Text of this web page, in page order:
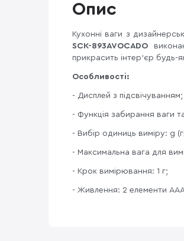
Опис
Кухонні ваги з
SCK-893AVOCADO
прикрасить інтер'єр будь-
Особливості:
- Дисплей з підсвічуванням;
- Функція забирання ваги
- Вибір одиниць виміру: g
- Максимальна вага для
- Крок вимірювання: 1 г;
- Живлення: 2 елементи AAA